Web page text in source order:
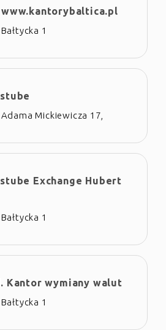
1
Mickiewicza 17,
Exchange Hubert
1
Kantor wymiany walut
1